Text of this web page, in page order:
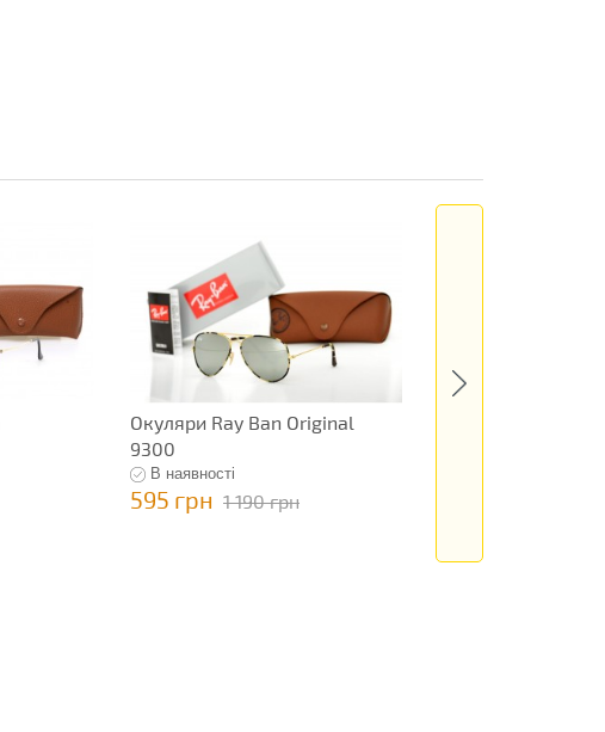
Окуляри Ray Ban Original
9300
В наявності
595 грн 1 190 грн